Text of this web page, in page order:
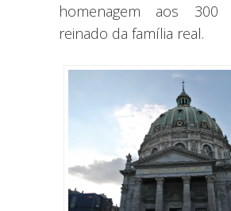
homenagem aos
reinado da família real.